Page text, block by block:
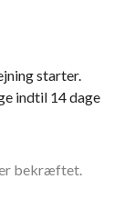
starter.
indtil 14 dage
er bekræftet.